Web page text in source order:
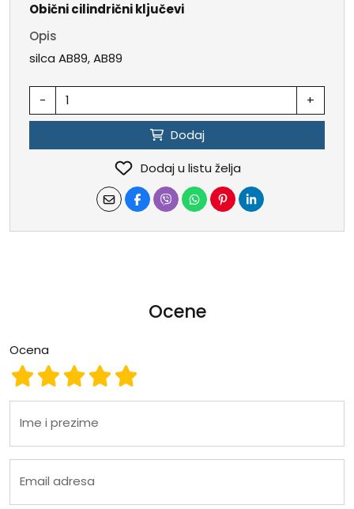
Obični cilindrični ključevi
Opis
silca AB89, AB89
- +
Dodaj
Dodaj u listu želja
Ocene
Ocena
Ocena 5
Ocena 4
Ocena 3
Ocena 2
Ocena 1
Ime i prezime
Email adresa